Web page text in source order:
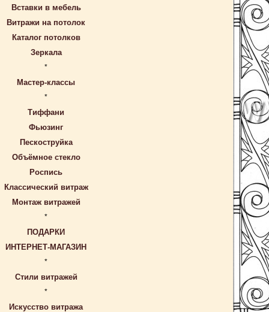
Вставки в мебель
Витражи на потолок
Каталог потолков
Зеркала
*
Мастер-классы
*
Тиффани
Фьюзинг
Пескоструйка
Объёмное стекло
Роспись
Классический витраж
Монтаж витражей
*
ПОДАРКИ
ИНТЕРНЕТ-МАГАЗИН
*
Стили витражей
*
Искусство витража